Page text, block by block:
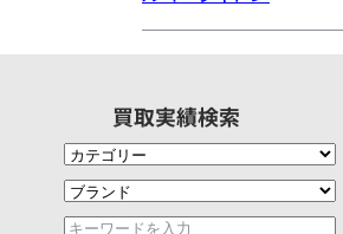
買取実績検索